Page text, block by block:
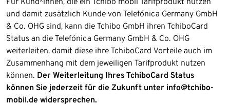
und damit zusätzlich Kunde von Telefónica Germany GmbH
& Co. OHG sind, kann die Tchibo GmbH ihren TchiboCard
Status an die Telefónica Germany GmbH & Co. OHG
weiterleiten, damit diese ihre TchiboCard Vorteile auch im
Zusammenhang mit dem jeweiligen Tarifprodukt nutzen
können. Der Weiterleitung Ihres TchiboCard Status
können Sie jederzeit für die Zukunft unter info@tchibo-
mobil.de widersprechen.